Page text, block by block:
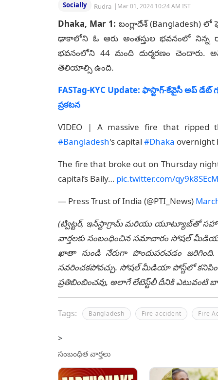
Socially Rudra | Mar 01, 2024 10:24 AM IST
Dhaka, Mar 1: బంగ్లాదేశ్‌ (Bangladesh)
ఢాకాలోని ఓ ఆరు అంతస్తుల భవనంలో నిన్న
భవనంలోని 44 మంది దుర్మరణం చెందారు.
తెలియాల్సి ఉంది.
FASTag-KYC Update: ఫాస్టాగ్‌-కేవైసీ అప్‌ డేట్‌
ప్రకటన
VIDEO | A massive fire that ripped
#Bangladesh's capital #Dhaka overnight
The fire that broke out on Thursday
capital’s Baily… pic.twitter.com/
— Press Trust of India (@PTI_News)
(ట్విట్టర్, ఇన్‌స్టాగ్రామ్ మరియు యూట్యూబ్‌తో సహా
వార్తలకు సంబంధించిన సమాచారం సోషల్
ఖాతా నుండి నేరుగా పొందుపరచడం
సవరించకపోవచ్చు. సోషల్ మీడియా పోస్ట్‌లో
ప్రతిబింబించవు, అలాగే లేటెస్ట్‌లీ దీనికి ఎటువంటి
Tags: Bangladesh Fire accident Fire
>
సంబంధిత వార్తలు